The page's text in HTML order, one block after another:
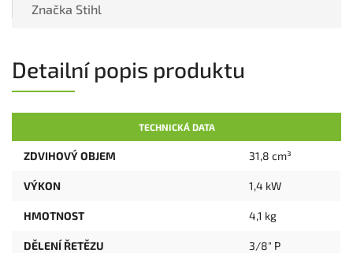
Značka Stihl
Detailní popis produktu
TECHNICKÁ DATA
ZDVIHOVÝ OBJEM 31,8 cm³
VÝKON 1,4 kW
HMOTNOST 4,1 kg
DĚLENÍ ŘETĚZU 3/8" P